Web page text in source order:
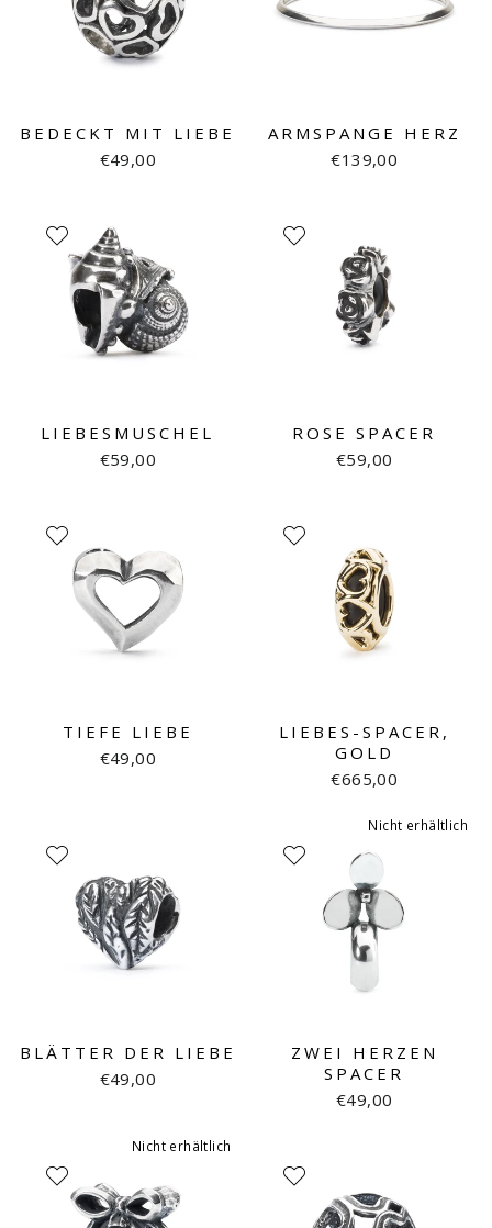
BEDECKT MIT LIEBE
€49,00
ARMSPANGE HERZ
€139,00
LIEBESMUSCHEL
€59,00
ROSE SPACER
€59,00
TIEFE LIEBE
€49,00
LIEBES-SPACER,
GOLD
€665,00
BLÄTTER DER LIEBE
€49,00
Nicht erhältlich
ZWEI HERZEN
SPACER
€49,00
Nicht erhältlich